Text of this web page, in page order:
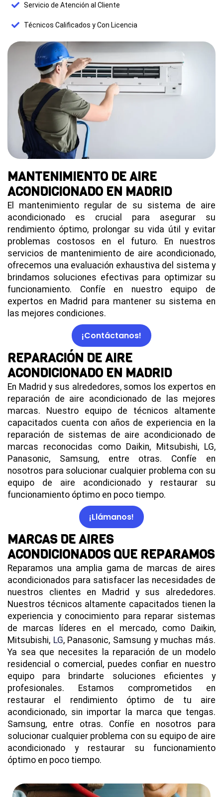
Servicio de Atención al Cliente
Técnicos Calificados y Con Licencia
MANTENIMIENTO DE AIRE
ACONDICIONADO EN MADRID
El mantenimiento regular de su sistema de aire
acondicionado es crucial para asegurar su
rendimiento óptimo, prolongar su vida útil y evitar
problemas costosos en el futuro. En nuestros
servicios de mantenimiento de aire acondicionado,
ofrecemos una evaluación exhaustiva del sistema y
brindamos soluciones efectivas para optimizar su
funcionamiento. Confíe en nuestro equipo de
expertos en Madrid para mantener su sistema en
las mejores condiciones.
¡Contáctanos!
REPARACIÓN DE AIRE
ACONDICIONADO EN MADRID
En Madrid y sus alrededores, somos los expertos en
reparación de aire acondicionado de las mejores
marcas. Nuestro equipo de técnicos altamente
capacitados cuenta con años de experiencia en la
reparación de sistemas de aire acondicionado de
marcas reconocidas como Daikin, Mitsubishi, LG,
Panasonic, Samsung, entre otras. Confíe en
nosotros para solucionar cualquier problema con su
equipo de aire acondicionado y restaurar su
funcionamiento óptimo en poco tiempo.
¡Llámanos!
MARCAS DE AIRES
ACONDICIONADOS QUE REPARAMOS
Reparamos una amplia gama de marcas de aires
acondicionados para satisfacer las necesidades de
nuestros clientes en Madrid y sus alrededores.
Nuestros técnicos altamente capacitados tienen la
experiencia y conocimiento para reparar sistemas
de marcas líderes en el mercado, como Daikin,
Mitsubishi, LG, Panasonic, Samsung y muchas más.
Ya sea que necesites la reparación de un modelo
residencial o comercial, puedes confiar en nuestro
equipo para brindarte soluciones eficientes y
profesionales. Estamos comprometidos en
restaurar el rendimiento óptimo de tu aire
acondicionado, sin importar la marca que tengas.
Samsung, entre otras. Confíe en nosotros para
solucionar cualquier problema con su equipo de aire
acondicionado y restaurar su funcionamiento
óptimo en poco tiempo.